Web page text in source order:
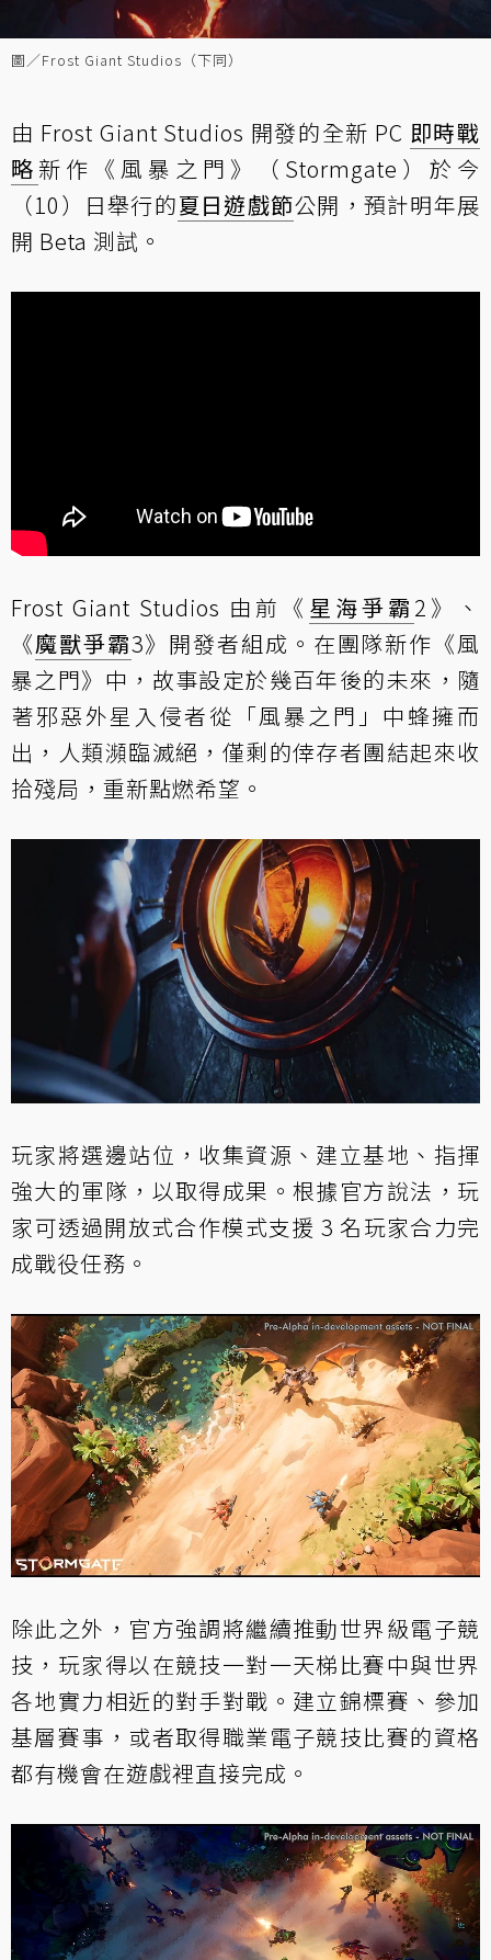
圖／Frost Giant Studios（下同）
由 Frost Giant Studios 開發的全新 PC 即時戰
略 新作《風暴之門》（Stormgate）於今
（10）日舉行的夏日遊戲節公開，預計明年展
開 Beta 測試。
Frost Giant Studios 由前《 星海爭霸 2》、
《魔獸爭霸3》開發者組成。在團隊新作《風
暴之門》中，故事設定於幾百年後的未來，隨
著邪惡外星入侵者從「風暴之門」中蜂擁而
出，人類瀕臨滅絕，僅剩的倖存者團結起來收
拾殘局，重新點燃希望。
玩家將選邊站位，收集資源、建立基地、指揮
強大的軍隊，以取得成果。根據官方說法，玩
家可透過開放式合作模式支援 3 名玩家合力完
成戰役任務。
除此之外，官方強調將繼續推動世界級電子競
技，玩家得以在競技一對一天梯比賽中與世界
各地實力相近的對手對戰。建立錦標賽、參加
基層賽事，或者取得職業電子競技比賽的資格
都有機會在遊戲裡直接完成。